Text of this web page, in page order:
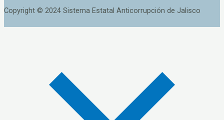
Copyright © 2024 Sistema Estatal Anticorrupción de Jalisco